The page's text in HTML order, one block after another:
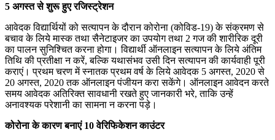
5 अगस्त से शुरू हुए रजिस्ट्रेशन
आवेदक विद्यार्थियों को सत्यापन के दौरान कोरोना (कोविड-19) के संक्रमण से
बचाव के लिये मास्क तथा सैनेटाइजर का उपयोग तथा 2 गज की शारीरिक दूरी
का पालन सुनिश्चित करना होगा। विद्यार्थी ऑनलाइन सत्यापन के लिये अंतिम
तिथि की प्रतीक्षा न करें, बल्कि यथासंभव उसी दिन सत्यापन की कार्यवाही पूरी
कराएं। प्रथम चरण में स्नातक प्रथम वर्ष के लिये आवेदक 5 अगस्त, 2020 से
20 अगस्त, 2020 तक ऑनलाइन पंजीयन करा सकेंगे। ऑनलाइन आवेदन करते
समय आवेदक अतिरिक्त सावधानी रखते हुए जानकारी भरे, ताकि उन्हें
अनावश्यक परेशानी का सामना न करना पड़े।
कोरोना के कारण बनाएं 10 वेरिफिकेशन काउंटर